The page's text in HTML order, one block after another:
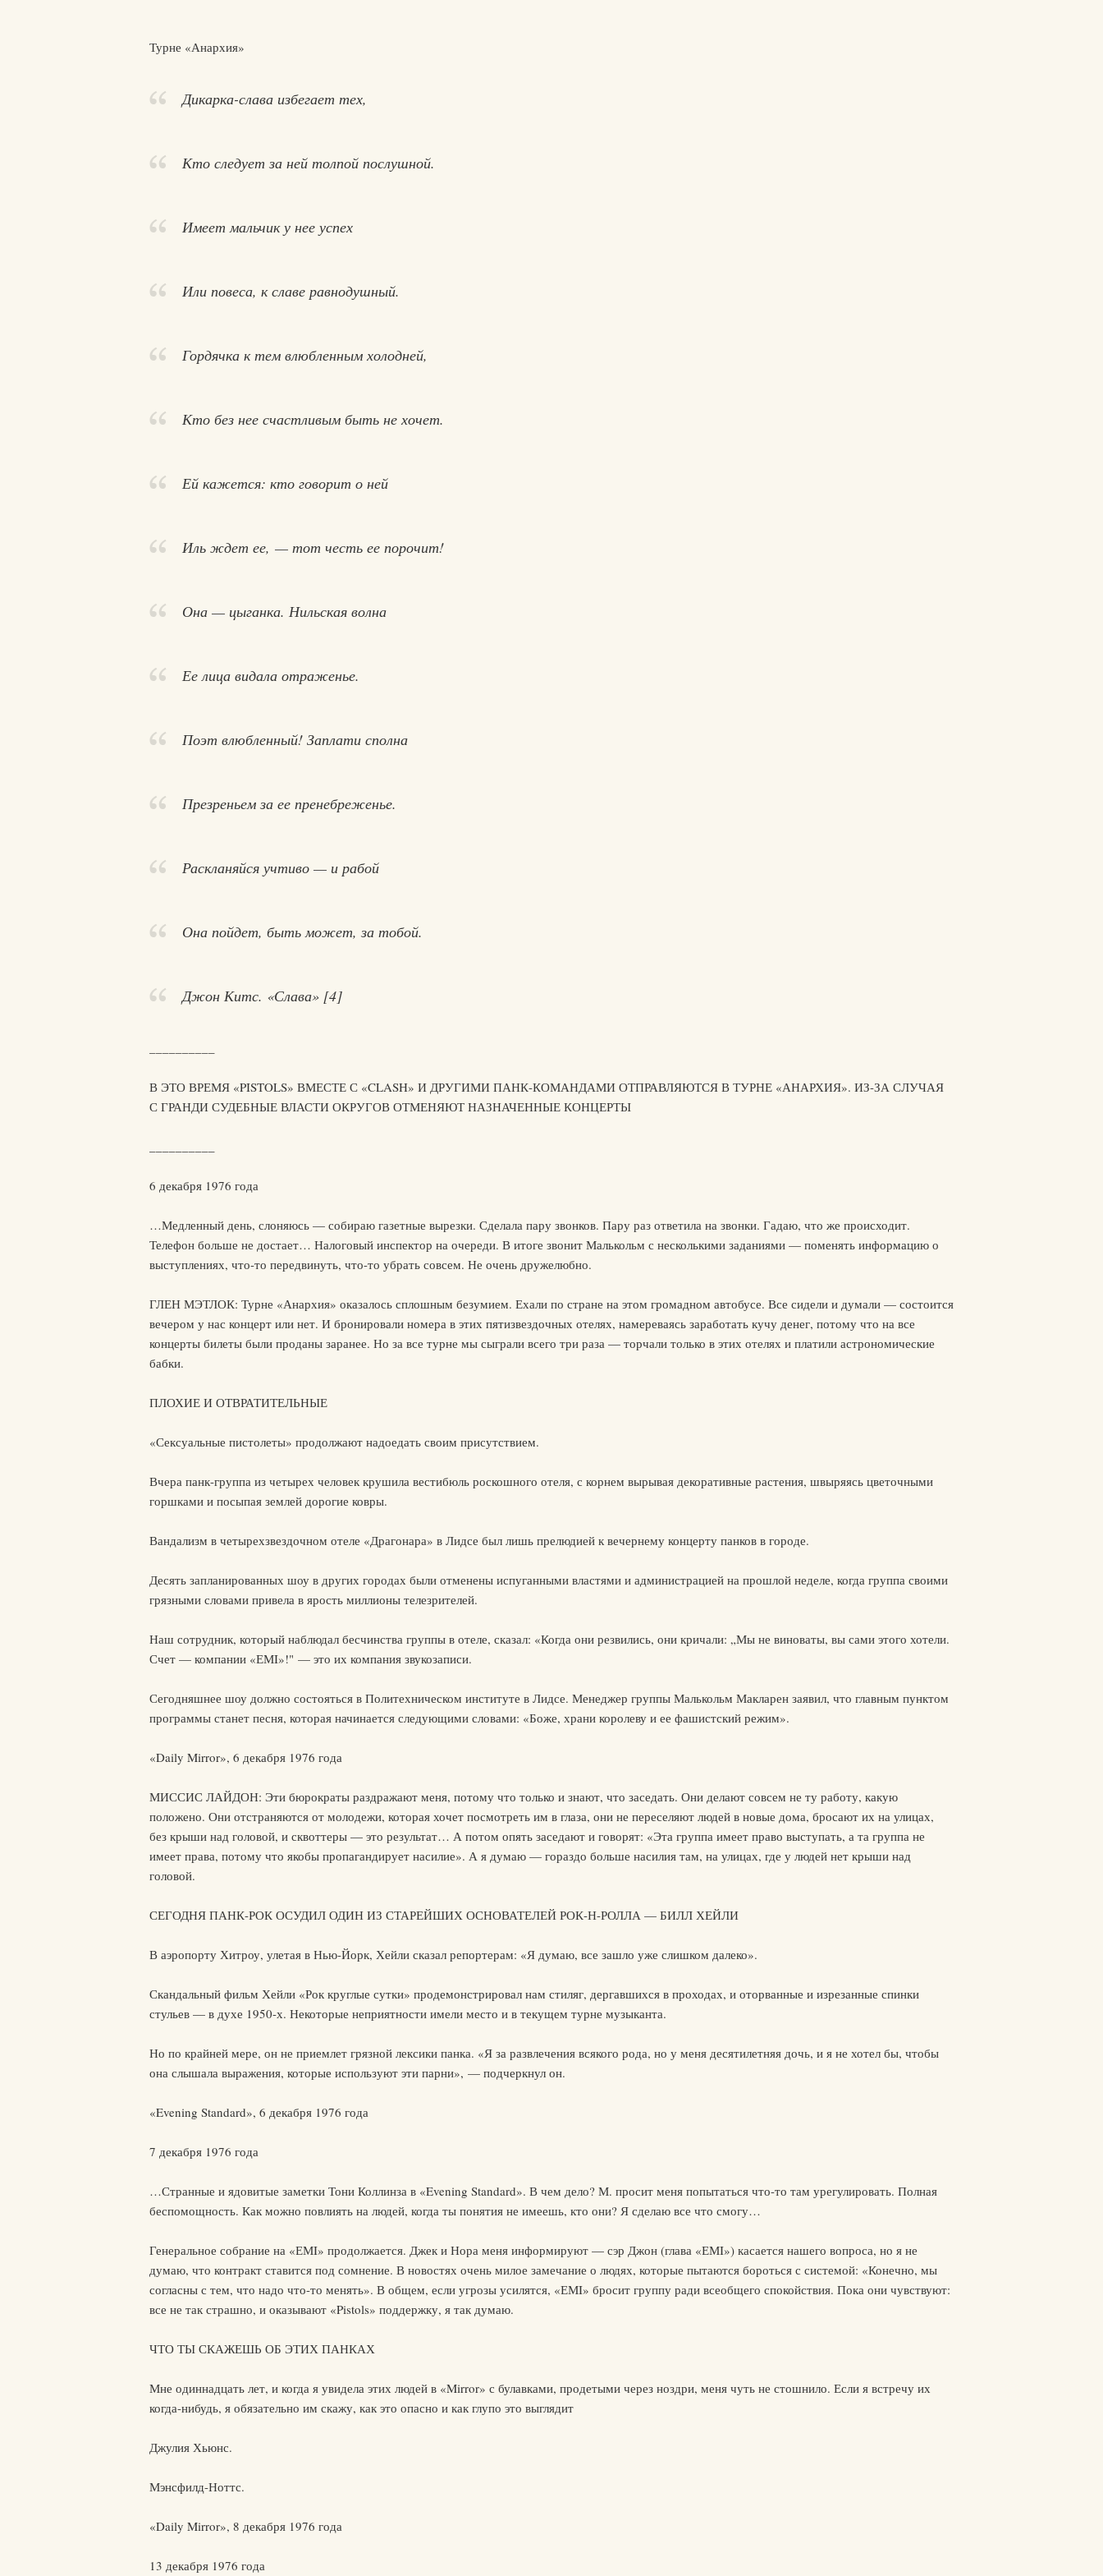
Турне «Анархия»
Дикарка-слава избегает тех,
Кто следует за ней толпой послушной.
Имеет мальчик у нее успех
Или повеса, к славе равнодушный.
Гордячка к тем влюбленным холодней,
Кто без нее счастливым быть не хочет.
Ей кажется: кто говорит о ней
Иль ждет ее, — тот честь ее порочит!
Она — цыганка. Нильская волна
Ее лица видала отраженье.
Поэт влюбленный! Заплати сполна
Презреньем за ее пренебреженье.
Раскланяйся учтиво — и рабой
Она пойдет, быть может, за тобой.
Джон Китс. «Слава» [4]
В ЭТО ВРЕМЯ «PISTOLS» ВМЕСТЕ С «CLASH» И ДРУГИМИ ПАНК-КОМАНДАМИ ОТПРАВЛЯЮТСЯ В ТУРНЕ «АНАРХИЯ». ИЗ-ЗА СЛУЧАЯ
С ГРАНДИ СУДЕБНЫЕ ВЛАСТИ ОКРУГОВ ОТМЕНЯЮТ НАЗНАЧЕННЫЕ КОНЦЕРТЫ
6 декабря 1976 года
…Медленный день, слоняюсь — собираю газетные вырезки. Сделала пару звонков. Пару раз ответила на звонки. Гадаю, что же происходит.
Телефон больше не достает… Налоговый инспектор на очереди. В итоге звонит Малькольм с несколькими заданиями — поменять информацию о
выступлениях, что-то передвинуть, что-то убрать совсем. Не очень дружелюбно.
ГЛЕН МЭТЛОК: Турне «Анархия» оказалось сплошным безумием. Ехали по стране на этом громадном автобусе. Все сидели и думали — состоится
вечером у нас концерт или нет. И бронировали номера в этих пятизвездочных отелях, намереваясь заработать кучу денег, потому что на все
концерты билеты были проданы заранее. Но за все турне мы сыграли всего три раза — торчали только в этих отелях и платили астрономические
бабки.
ПЛОХИЕ И ОТВРАТИТЕЛЬНЫЕ
«Сексуальные пистолеты» продолжают надоедать своим присутствием.
Вчера панк-группа из четырех человек крушила вестибюль роскошного отеля, с корнем вырывая декоративные растения, швыряясь цветочными
горшками и посыпая землей дорогие ковры.
Вандализм в четырехзвездочном отеле «Драгонара» в Лидсе был лишь прелюдией к вечернему концерту панков в городе.
Десять запланированных шоу в других городах были отменены испуганными властями и администрацией на прошлой неделе, когда группа своими
грязными словами привела в ярость миллионы телезрителей.
Наш сотрудник, который наблюдал бесчинства группы в отеле, сказал: «Когда они резвились, они кричали: „Мы не виноваты, вы сами этого хотели.
Счет — компании «ЕМI»!" — это их компания звукозаписи.
Сегодняшнее шоу должно состояться в Политехническом институте в Лидсе. Менеджер группы Малькольм Макларен заявил, что главным пунктом
программы станет песня, которая начинается следующими словами: «Боже, храни королеву и ее фашистский режим».
«Daily Mirror», 6 декабря 1976 года
МИССИС ЛАЙДОН: Эти бюрократы раздражают меня, потому что только и знают, что заседать. Они делают совсем не ту работу, какую
положено. Они отстраняются от молодежи, которая хочет посмотреть им в глаза, они не переселяют людей в новые дома, бросают их на улицах,
без крыши над головой, и сквоттеры — это результат… А потом опять заседают и говорят: «Эта группа имеет право выступать, а та группа не
имеет права, потому что якобы пропагандирует насилие». А я думаю — гораздо больше насилия там, на улицах, где у людей нет крыши над
головой.
СЕГОДНЯ ПАНК-РОК ОСУДИЛ ОДИН ИЗ СТАРЕЙШИХ ОСНОВАТЕЛЕЙ РОК-Н-РОЛЛА — БИЛЛ ХЕЙЛИ
В аэропорту Хитроу, улетая в Нью-Йорк, Хейли сказал репортерам: «Я думаю, все зашло уже слишком далеко».
Скандальный фильм Хейли «Рок круглые сутки» продемонстрировал нам стиляг, дергавшихся в проходах, и оторванные и изрезанные спинки
стульев — в духе 1950-х. Некоторые неприятности имели место и в текущем турне музыканта.
Но по крайней мере, он не приемлет грязной лексики панка. «Я за развлечения всякого рода, но у меня десятилетняя дочь, и я не хотел бы, чтобы
она слышала выражения, которые используют эти парни», — подчеркнул он.
«Evening Standard», 6 декабря 1976 года
7 декабря 1976 года
…Странные и ядовитые заметки Тони Коллинза в «Evening Standard». В чем дело? М. просит меня попытаться что-то там урегулировать. Полная
беспомощность. Как можно повлиять на людей, когда ты понятия не имеешь, кто они? Я сделаю все что смогу…
Генеральное собрание на «ЕМI» продолжается. Джек и Нора меня информируют — сэр Джон (глава «ЕМI») касается нашего вопроса, но я не
думаю, что контракт ставится под сомнение. В новостях очень милое замечание о людях, которые пытаются бороться с системой: «Конечно, мы
согласны с тем, что надо что-то менять». В общем, если угрозы усилятся, «ЕМI» бросит группу ради всеобщего спокойствия. Пока они чувствуют:
все не так страшно, и оказывают «Pistols» поддержку, я так думаю.
ЧТО ТЫ СКАЖЕШЬ ОБ ЭТИХ ПАНКАХ
Мне одиннадцать лет, и когда я увидела этих людей в «Mirror» с булавками, продетыми через ноздри, меня чуть не стошнило. Если я встречу их
когда-нибудь, я обязательно им скажу, как это опасно и как глупо это выглядит
Джулия Хьюнс.
Мэнсфилд-Ноттс.
«Daily Mirror», 8 декабря 1976 года
13 декабря 1976 года